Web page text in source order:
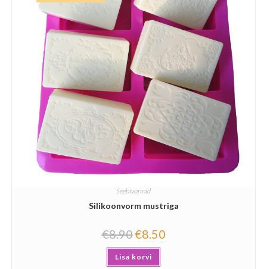
Seebivormid
Silikoonvorm mustriga
€8.90€8.50
Lisa korvi